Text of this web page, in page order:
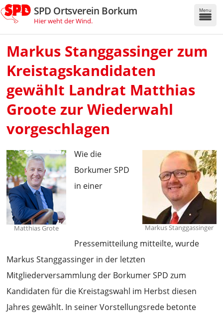
SPD Ortsverein Borkum
Hier weht der Wind.
Markus Stanggassinger zum
Kreistagskandidaten
gewählt Landrat Matthias
Groote zur Wiederwahl
vorgeschlagen
Markus Stanggassinger
Matthias Grote
Wie die
Borkumer SPD
in einer
Pressemitteilung mitteilte, wurde
Markus Stanggassinger in der letzten
Mitgliederversammlung der Borkumer SPD zum
Kandidaten für die Kreistagswahl im Herbst diesen
Jahres gewählt. In seiner Vorstellungsrede betonte
Menu